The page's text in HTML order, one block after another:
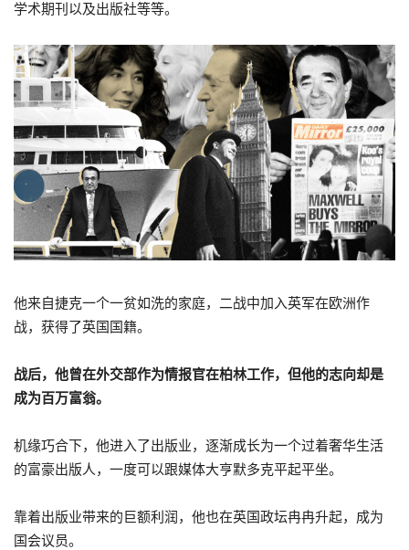
学术期刊以及出版社等等。
他来自捷克一个一贫如洗的家庭，二战中加入英军在欧洲作
战，获得了英国国籍。
战后，他曾在外交部作为情报官在柏林工作，但他的志向却是
成为百万富翁。
机缘巧合下，他进入了出版业，逐渐成长为一个过着奢华生活
的富豪出版人，一度可以跟媒体大亨默多克平起平坐。
靠着出版业带来的巨额利润，他也在英国政坛冉冉升起，成为
国会议员。